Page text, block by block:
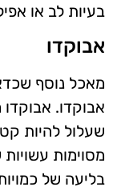
בעיות לב או
אבוקדו
מאכל נוסף
אבוקדו.
שעלול להיות
מסוימות
בליעה של